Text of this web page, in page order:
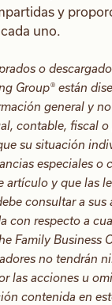
y
uno.
o
Group® están
general y
contable, fiscal
su situación
especiales o
artículo y que las
consultar a sus
con respecto a
Family Business
no tendrán
las acciones u
contenida en